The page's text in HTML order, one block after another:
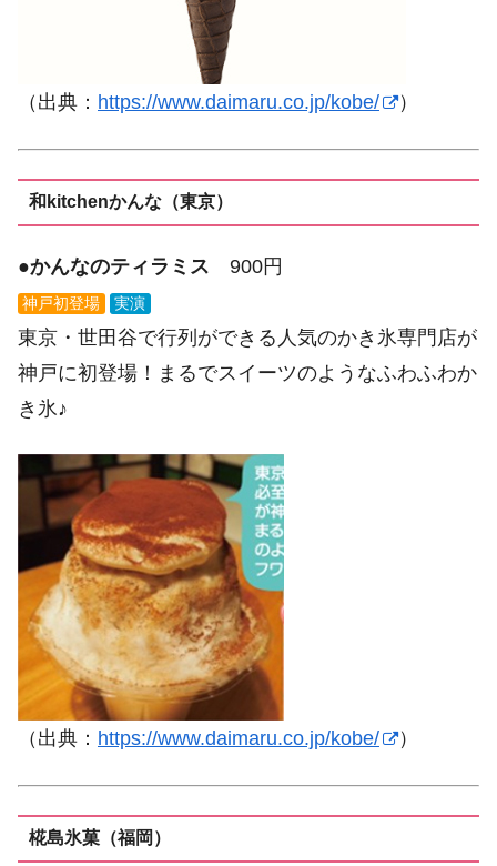
（出典： https://www.daimaru.co.jp/kobe/ ）
和kitchenかんな（東京）
●かんなのティラミス 900円
神戸初登場 実演
東京・世田谷で行列ができる人気のかき氷専門店が
神戸に初登場！まるでスイーツのようなふわふわか
き氷♪
（出典： https://www.daimaru.co.jp/kobe/ ）
椛島氷菓（福岡）